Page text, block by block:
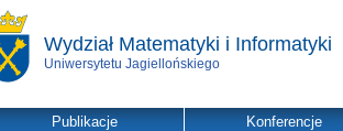
Wydział Matematyki i Informatyki
Uniwersytetu Jagiellońskiego
Publikacje Konferencje